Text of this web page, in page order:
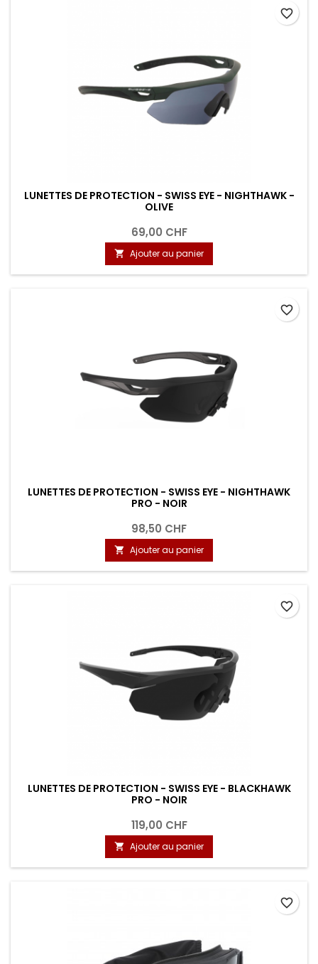
LUNETTES DE PROTECTION - SWISS EYE - NIGHTHAWK -
OLIVE
69,00 CHF
 Ajouter au panier
favorite_border
LUNETTES DE PROTECTION - SWISS EYE - NIGHTHAWK
PRO - NOIR
98,50 CHF
 Ajouter au panier
favorite_border
LUNETTES DE PROTECTION - SWISS EYE - BLACKHAWK
PRO - NOIR
119,00 CHF
 Ajouter au panier
favorite_border
favorite_border